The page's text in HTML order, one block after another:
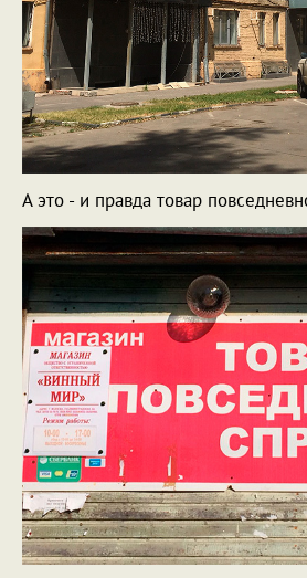
А это - и правда товар